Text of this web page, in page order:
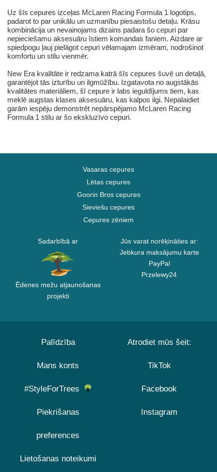
Uz šīs cepures izceļas McLaren Racing Formula 1 logotips,
padarot to par unikālu un uzmanību piesaistošu detaļu. Krāsu
kombinācija un nevainojams dizains padara šo cepuri par
nepieciešamu aksesuāru īstiem komandas faniem. Aizdare ar
spiedpogu ļauj pielāgot cepuri vēlamajam izmēram, nodrošinot
komfortu un stilu vienmēr.
New Era kvalitāte ir redzama katrā šīs cepures šuvē un detaļā,
garantējot tās izturību un ilgmūžību. Izgatavota no augstākās
kvalitātes materiāliem, šī cepure ir labs ieguldījums tiem, kas
meklē augstas klases aksesuāru, kas kalpos ilgi. Nepalaidiet
garām iespēju demonstrēt nepārspējamo McLaren Racing
Formula 1 stilu ar šo ekskluzīvo cepuri.
Vasaras cepures
Lētas cepures
Goorin Bros cepures
Sieviešu cepures
Cepures zēniem
Sadarbībā ar
Ēdenes mežu atjaunošanas
projekti
Jūs varat norēķināties ar:
Jebkura maksājumu karte
PayPal
Przelewy24
Palīdzība
Mans konts
#StyleForTrees
Piekrišanas
preferences
Lietošanas noteikumi
Atrodiet mūs šeit:
TikTok
Facebook
Instagram